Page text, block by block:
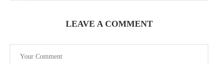
LEAVE A COMMENT